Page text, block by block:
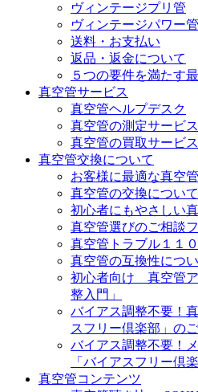
ヴィンテージプリ管
ヴィンテージパワー管
送料・お支払い
返品・返金について
５つの要件を満たす
真空管サービス
真空管ヘルプデスク
真空管の測定サービス
真空管の買取サービ
真空管交換について
お客様に最適な真空
真空管の交換について
初心者にもやさしい
真空管選びのご相談
真空管トラブル１１
真空管の互換性につ
初心者向け 真空管ア
整入門」
バイアス調整不要！
スフリー倶楽部」の
バイアス調整不要！
「バイアスフリー倶
真空管コンテンツ